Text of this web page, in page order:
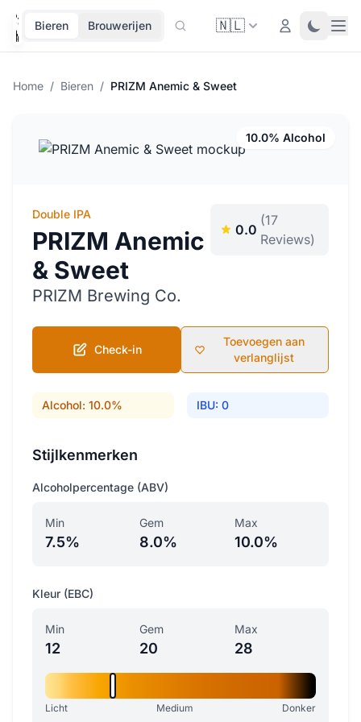
Bieren Brouwerijen 🇳🇱 Login Toggle
Home / Bieren / PRIZM Anemic & Sweet
10.0% Alcohol
Double IPA
PRIZM Anemic
& Sweet
PRIZM Brewing Co.
0.0
(17
Reviews)
Check-in
Toevoegen aan
verlanglijst
Alcohol: 10.0% IBU: 0
Stijlkenmerken
Alcoholpercentage (ABV)
Min
7.5%
Gem
8.0%
Max
10.0%
Kleur (EBC)
Min
12
Gem
20
Max
28
Licht Medium Donker